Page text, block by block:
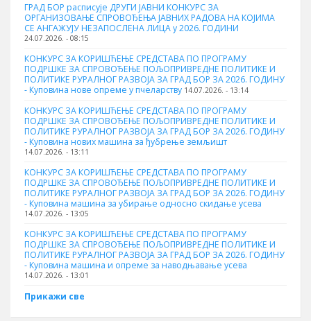
ГРАД БОР расписује ДРУГИ ЈАВНИ КОНКУРС ЗА
ОРГАНИЗОВАЊЕ СПРОВОЂЕЊА ЈАВНИХ РАДОВА НА КОЈИМА
СЕ АНГАЖУЈУ НЕЗАПОСЛЕНА ЛИЦА у 2026. ГОДИНИ
24.07.2026. - 08:15
КОНКУРС ЗА КОРИШЋЕЊЕ СРЕДСТАВА ПО ПРОГРАМУ
ПОДРШКЕ ЗА СПРОВОЂЕЊЕ ПОЉОПРИВРЕДНЕ ПОЛИТИКЕ И
ПОЛИТИКЕ РУРАЛНОГ РАЗВОЈА ЗА ГРАД БОР ЗА 2026. ГОДИНУ
- Куповина нове опреме у пчеларству 14.07.2026. - 13:14
КОНКУРС ЗА КОРИШЋЕЊЕ СРЕДСТАВА ПО ПРОГРАМУ
ПОДРШКЕ ЗА СПРОВОЂЕЊЕ ПОЉОПРИВРЕДНЕ ПОЛИТИКЕ И
ПОЛИТИКЕ РУРАЛНОГ РАЗВОЈА ЗА ГРАД БОР ЗА 2026. ГОДИНУ
- Куповина нових машина за ђубрење земљишт
14.07.2026. - 13:11
КОНКУРС ЗА КОРИШЋЕЊЕ СРЕДСТАВА ПО ПРОГРАМУ
ПОДРШКЕ ЗА СПРОВОЂЕЊЕ ПОЉОПРИВРЕДНЕ ПОЛИТИКЕ И
ПОЛИТИКЕ РУРАЛНОГ РАЗВОЈА ЗА ГРАД БОР ЗА 2026. ГОДИНУ
- Куповинa машина за убирање односно скидање усева
14.07.2026. - 13:05
КОНКУРС ЗА КОРИШЋЕЊЕ СРЕДСТАВА ПО ПРОГРАМУ
ПОДРШКЕ ЗА СПРОВОЂЕЊЕ ПОЉОПРИВРЕДНЕ ПОЛИТИКЕ И
ПОЛИТИКЕ РУРАЛНОГ РАЗВОЈА ЗА ГРАД БОР ЗА 2026. ГОДИНУ
- Куповина машина и опреме за наводњавање усева
14.07.2026. - 13:01
Прикажи све